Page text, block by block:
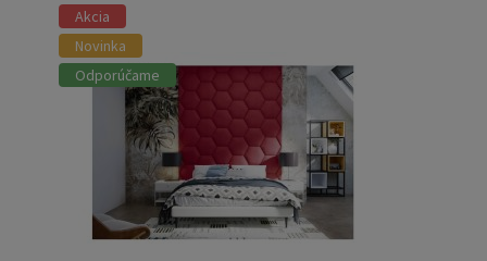
Akcia
Novinka
Odporúčame